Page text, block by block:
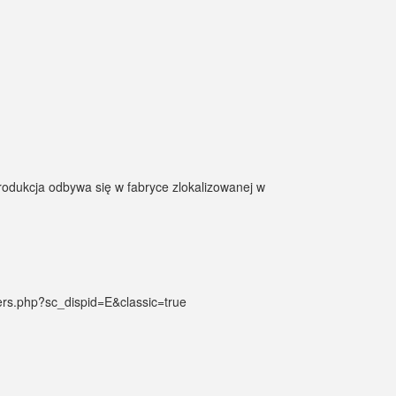
odbywa się w fabryce zlokalizowanej w